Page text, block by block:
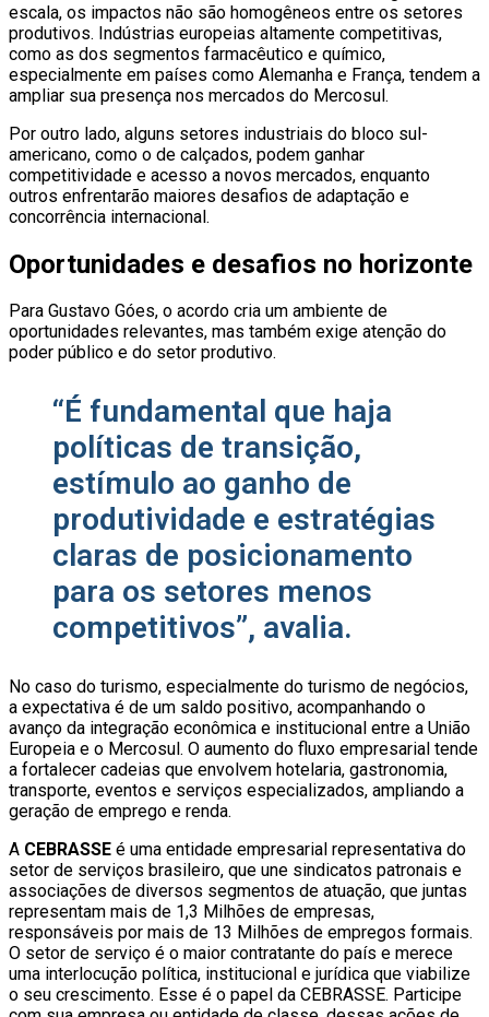
escala, os impactos não são homogêneos entre os setores
produtivos. Indústrias europeias altamente competitivas,
como as dos segmentos farmacêutico e químico,
especialmente em países como Alemanha e França, tendem a
ampliar sua presença nos mercados do Mercosul.
Por outro lado, alguns setores industriais do bloco sul-
americano, como o de calçados, podem ganhar
competitividade e acesso a novos mercados, enquanto
outros enfrentarão maiores desafios de adaptação e
concorrência internacional.
Oportunidades e desafios no horizonte
Para Gustavo Góes, o acordo cria um ambiente de
oportunidades relevantes, mas também exige atenção do
poder público e do setor produtivo.
“É fundamental que haja
políticas de transição,
estímulo ao ganho de
produtividade e estratégias
claras de posicionamento
para os setores menos
competitivos”, avalia.
No caso do turismo, especialmente do turismo de negócios,
a expectativa é de um saldo positivo, acompanhando o
avanço da integração econômica e institucional entre a União
Europeia e o Mercosul. O aumento do fluxo empresarial tende
a fortalecer cadeias que envolvem hotelaria, gastronomia,
transporte, eventos e serviços especializados, ampliando a
geração de emprego e renda.
A CEBRASSE é uma entidade empresarial representativa do
setor de serviços brasileiro, que une sindicatos patronais e
associações de diversos segmentos de atuação, que juntas
representam mais de 1,3 Milhões de empresas,
responsáveis por mais de 13 Milhões de empregos formais.
O setor de serviço é o maior contratante do país e merece
uma interlocução política, institucional e jurídica que viabilize
o seu crescimento. Esse é o papel da CEBRASSE. Participe